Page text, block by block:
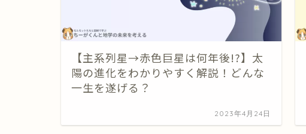
【主系列星→赤色巨星は何年後!?】太
陽の進化をわかりやすく解説！どんな
一生を遂げる？
2023年4月24日